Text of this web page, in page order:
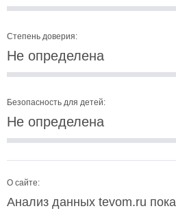
Степень доверия:
Не определена
Безопасность для детей:
Не определена
О сайте:
Анализ данных tevom.ru